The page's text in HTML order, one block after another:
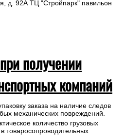
д. 92А ТЦ "Стройпарк" павильон
получении
компаний
заказа на наличие следов
механических повреждений.
количество грузовых
товаросопроводительных